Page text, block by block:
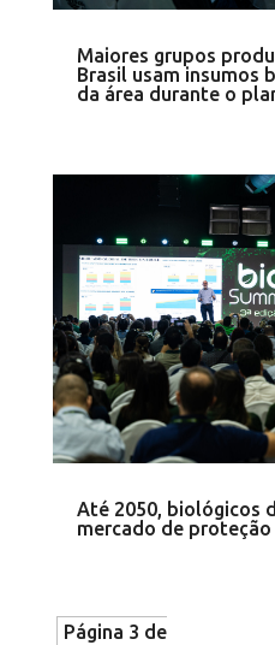
Maiores grupos
Brasil usam insumos
da área durante o
Até 2050, biológicos
mercado de
Página 3 de